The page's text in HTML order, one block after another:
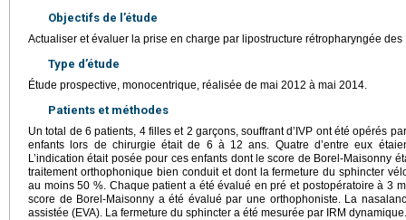
Objectifs de l’étude
Actualiser et évaluer la prise en charge par lipostructure rétropharyngée
Type d’étude
Étude prospective, monocentrique, réalisée de mai 2012 à mai 2014.
Patients et méthodes
Un total de 6 patients, 4 filles et 2 garçons, souffrant d’IVP ont été opérés
enfants lors de chirurgie était de 6 à 12 ans. Quatre d’entre eux
L’indication était posée pour ces enfants dont le score de Borel-Maisonny
traitement orthophonique bien conduit et dont la fermeture du sphincter
au moins 50 %. Chaque patient a été évalué en pré et postopératoire à 3
score de Borel-Maisonny a été évalué par une orthophoniste. La
assistée (EVA). La fermeture du sphincter a été mesurée par IRM dynamique.